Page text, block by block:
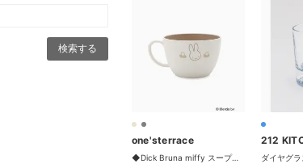
one'sterrace
◆Dick Bruna miffy スープマグ 450ml【返品不可商品】 （ベージュ(952)）